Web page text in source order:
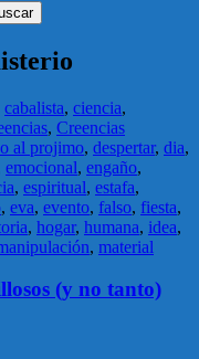
cabalista, ciencia,
, Creencias
al projimo, despertar, dia,
emocional, engaño,
, espiritual, estafa,
, eva, evento, falso, fiesta,
, hogar, humana, idea,
, material
(y no tanto)